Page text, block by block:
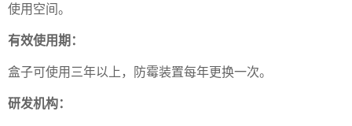
使用空间。
有效使用期：
盒子可使用三年以上，防霉装置每年更换一次。
研发机构：